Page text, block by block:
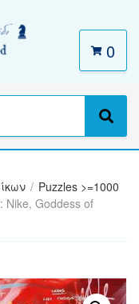
S
e
a
c
0
/ Puzzles >=1000
Nike, Goddess of